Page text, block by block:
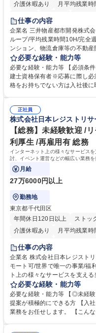
介護休暇あり
月平均残業時
在宅OK
賞与あり
駅近5分以内
土日祝休み
仕事の内容
企業名 三井物産都市開発株式会社 求人名 【営業事務】業務職/三
ループ/平均残業時間10H/完全週休2日 仕事の内容 オフィ
ンション、物流倉庫等の不動
貸運営、売却、仲介・活用提案
いただきます。 【詳細】・契約書管理、契約書製本、捺印対応、ファイリ
ング、登記簿取得、調書取得
求・支払データ登録、取引先
の他に担当頂く業務が発生する場合がありま
業務職/三井物産グループ/平均
必要な経験・能力等
必要な経験・能力等 【必須条
建士資格保有者※応募に際し必
格をお持ちでない方は入社後
ション力がある方。 ・チャレ
方。多様な関係者と謙虚に信頼
ール管理が出来る方。※将来
へのジョブローテーションの可能性がありま
院 大学 語学力： 資格：宅地建
正社員
株式会社日本レジストリサ
【総務】未経験歓迎 /
利厚生 /再雇用有 総務
インターネット上の様々なサービス
討、イベント運営などの幅広い業務
ている部署です。
月給
27万6000円以上
勤務地
東京都千代田区
年間休日120日以上
ストッ
介護休暇あり
月平均残業時
住宅手当あり
完全週休2日制
交通費支給
仕事の内容
企業名 株式会社日本レジストリサービス 求人名 【総務
モート可/世界で唯一の事業/福利厚生◎/再雇用
ト上の様々なサービスを支え
討、イベント運営などの幅広い
や成長に貢献している部署です。 会社の全メンバーが安心して長く
発揮できる環境を整えるため
新たな施策検討を積極的に行っ
必要な経験・能力等
必要な経験・能力等 【◎未経
提案が積極的にできる方 【入
業務をお任せします。 【こんな方が活躍できる職種です】 ・仕組化が好